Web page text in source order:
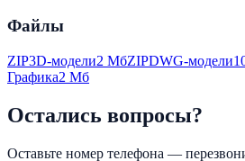
Файлы
ZIP3D-модели2 МбZIPDWG-модели
Графика2 Мб
Остались вопросы?
Оставьте номер телефона —